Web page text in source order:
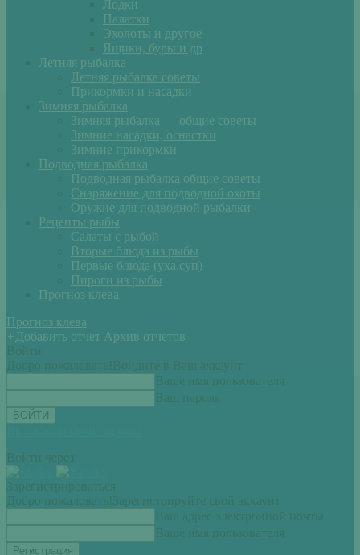
Лодки
Палатки
Эхолоты и другое
Ящики, буры и др
Летняя рыбалка
Летняя рыбалка советы
Прикормки и насадки
Зимняя рыбалка
Зимняя рыбалка — общие советы
Зимние насадки, оснастки
Зимние прикормки
Подводная рыбалка
Подводная рыбалка общие советы
Снаряжение для подводной охоты
Оружие для подводной рыбалки
Рецепты рыбы
Салаты с рыбой
Вторые блюда из рыбы
Первые блюда (уха,суп)
Пироги из рыбы
Прогноз клева
Прогноз клева
+ Добавить отчет Архив отчетов
Войти
Добро пожаловать! Войдите в Ваш аккаунт
Ваше имя пользователя
Ваш пароль
Войти через:
Зарегистрироваться
Добро пожаловать! Зарегистрируйте свой аккаунт
Ваш адрес электронной почты
Ваше имя пользователя